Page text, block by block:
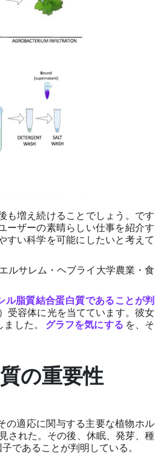
も増え続けることでしょう。です
ーザーの素晴らしい仕事を紹介す
すい科学を可能にしたいと考えて
ルサレム・ヘブライ大学農業・食
脂質結合蛋白質であることが判
受容体に光を当てています。彼女
した。 グラフを気にする を、そ
の重要性
の適応に関与する主要な植物ホル
された。その後、休眠、発芽、種
であることが判明している。